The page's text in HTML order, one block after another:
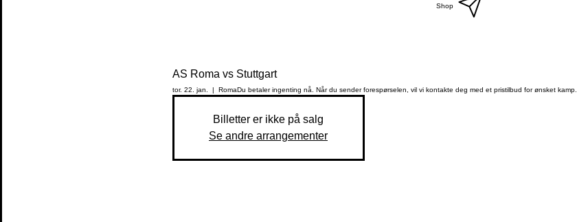
Shop
AS Roma vs Stuttgart
tor. 22. jan. RomaDu betaler ingenting nå. Når du sender forespørselen, vil vi kontakte deg med et pristilbud for ønsket kamp.
Billetter er ikke på salg
Se andre arrangementer